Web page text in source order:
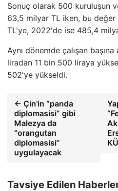
Sonuç olarak 500 kuruluşun
63,5 milyar TL iken, bu
TL'ye, 2022'de ise 485,4
Aynı dönemde çalışan
liradan 11 bin 500 liraya
502'ye yükseldi.
← Çin'in “panda
diplomasisi” gibi
Malezya da
“orangutan
diplomasisi”
uygulayacak
Tavsiye Edilen